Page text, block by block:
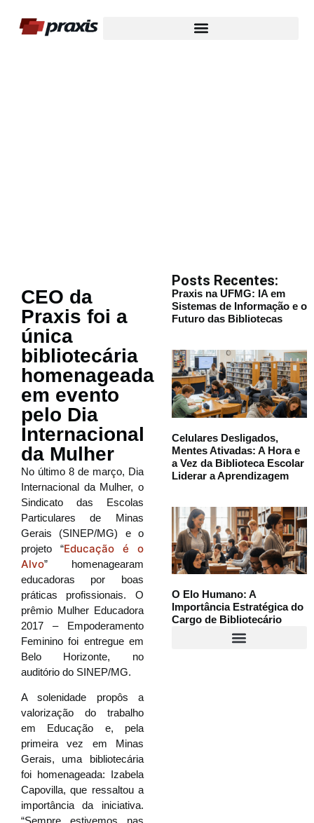
CEO da
Praxis foi a
única
bibliotecária
homenageada
em evento
pelo Dia
Internacional
da Mulher
No último 8 de março, Dia
Internacional da Mulher, o
Sindicato das Escolas
Particulares de Minas
Gerais (SINEP/MG) e o
projeto “Educação é o
Alvo” homenagearam
educadoras por boas
práticas profissionais. O
prêmio Mulher Educadora
2017 – Empoderamento
Feminino foi entregue em
Belo Horizonte, no
auditório do SINEP/MG.
A solenidade propôs a
valorização do trabalho
em Educação e, pela
primeira vez em Minas
Gerais, uma bibliotecária
foi homenageada: Izabela
Capovilla, que ressaltou a
importância da iniciativa.
Posts Recentes:
Praxis na UFMG: IA em
Sistemas de Informação e o
Futuro das Bibliotecas
Celulares Desligados,
Mentes Ativadas: A Hora e
a Vez da Biblioteca Escolar
Liderar a Aprendizagem
O Elo Humano: A
Importância Estratégica do
Cargo de Bibliotecário